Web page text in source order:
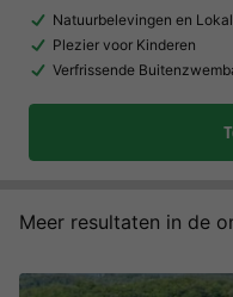
Natuurbelevingen en
Plezier voor Kinderen
Verfrissende
Meer resultaten in de